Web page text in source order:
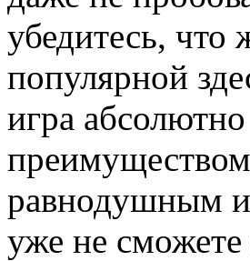
убедитесь, что
популярной
игра абсолютно
равнодушным и
уже не сможете